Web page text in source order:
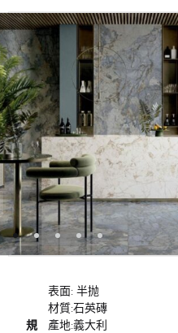
規
表面: 半抛
材質:石英磚
產地:義大利